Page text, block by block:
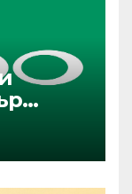
на
Year